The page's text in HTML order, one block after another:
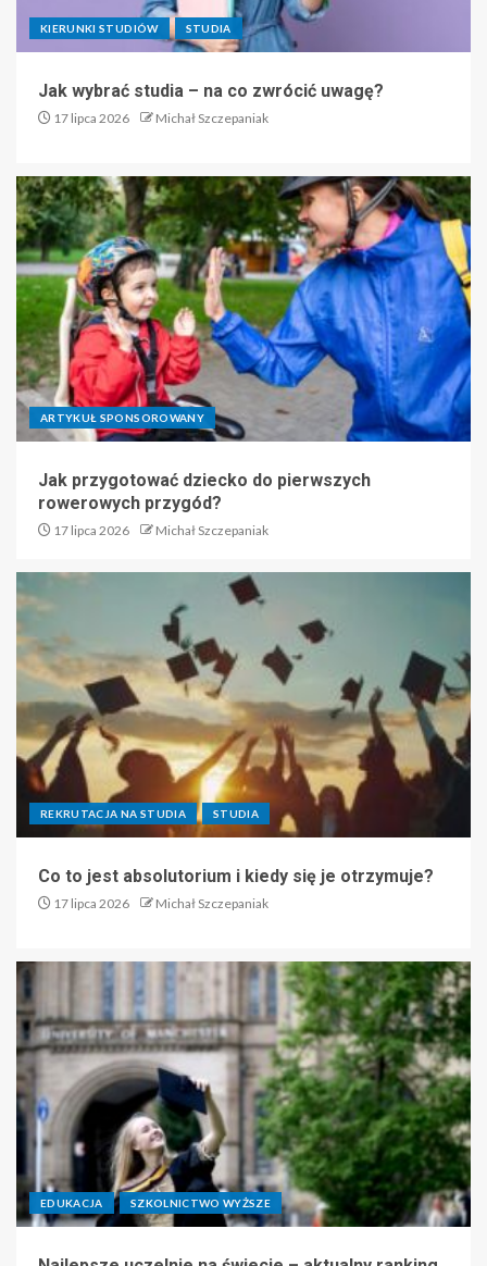
KIERUNKI STUDIÓW STUDIA
Jak wybrać studia – na co zwrócić uwagę?
17 lipca 2026 Michał Szczepaniak
ARTYKUŁ SPONSOROWANY
Jak przygotować dziecko do pierwszych
rowerowych przygód?
17 lipca 2026 Michał Szczepaniak
REKRUTACJA NA STUDIA STUDIA
Co to jest absolutorium i kiedy się je otrzymuje?
17 lipca 2026 Michał Szczepaniak
EDUKACJA SZKOLNICTWO WYŻSZE